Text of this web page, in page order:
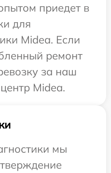
приедет в
для
Midea. Если
ремонт
за наш
Midea.
мы